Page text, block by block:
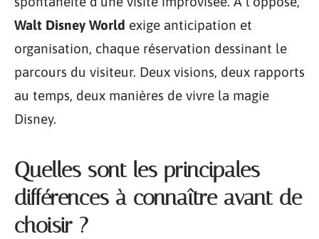
Walt Disney World exige anticipation et
organisation, chaque réservation dessinant le
parcours du visiteur. Deux visions, deux rapports
au temps, deux manières de vivre la magie
Disney.
Quelles sont les principales
différences à connaître avant de
choisir ?